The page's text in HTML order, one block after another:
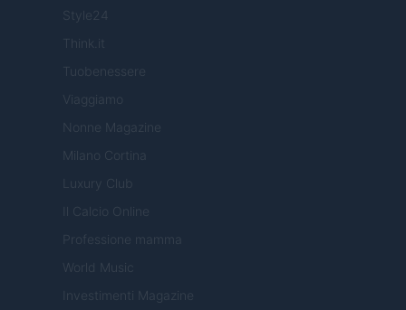
Style24
Think.it
Tuobenessere
Viaggiamo
Nonne Magazine
Milano Cortina
Luxury Club
Il Calcio Online
Professione mamma
World Music
Investimenti Magazine